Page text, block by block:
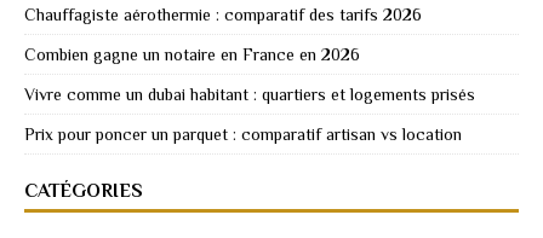
Chauffagiste aérothermie : comparatif des tarifs 2026
Combien gagne un notaire en France en 2026
Vivre comme un dubai habitant : quartiers et logements prisés
Prix pour poncer un parquet : comparatif artisan vs location
CATÉGORIES